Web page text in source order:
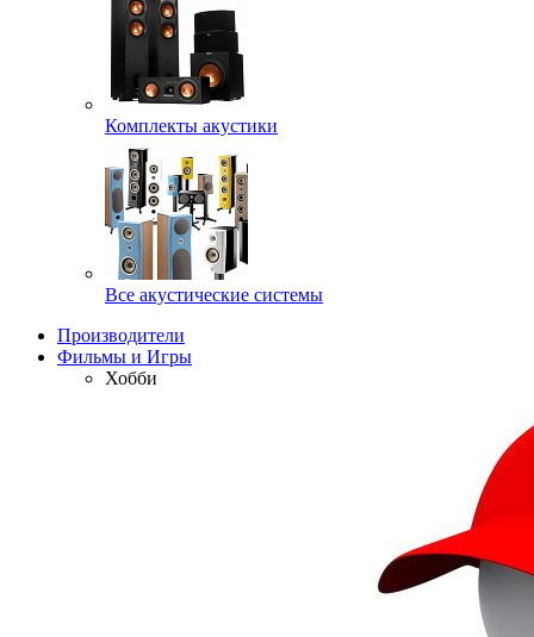
Комплекты акустики
Все акустические системы
Производители
Фильмы и Игры
Хобби